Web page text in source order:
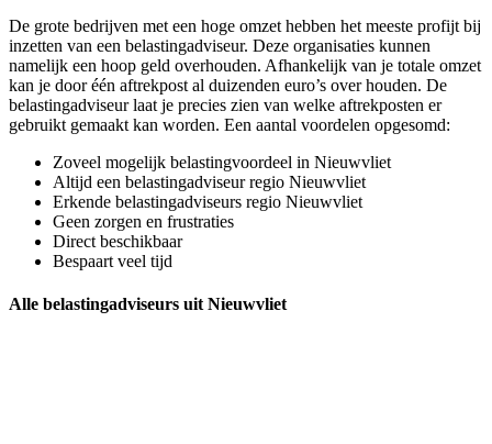
De grote bedrijven met een hoge omzet hebben het meeste profijt bij
inzetten van een belastingadviseur. Deze organisaties kunnen
namelijk een hoop geld overhouden. Afhankelijk van je totale omzet
kan je door één aftrekpost al duizenden euro’s over houden. De
belastingadviseur laat je precies zien van welke aftrekposten er
gebruikt gemaakt kan worden. Een aantal voordelen opgesomd:
Zoveel mogelijk belastingvoordeel in Nieuwvliet
Altijd een belastingadviseur regio Nieuwvliet
Erkende belastingadviseurs regio Nieuwvliet
Geen zorgen en frustraties
Direct beschikbaar
Bespaart veel tijd
Alle belastingadviseurs uit Nieuwvliet